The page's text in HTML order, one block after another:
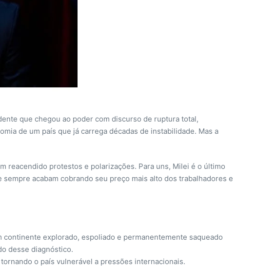
que chegou ao poder com discurso de ruptura total,
de um país que já carrega décadas de instabilidade. Mas a
reacendido protestos e polarizações. Para uns, Milei é o último
acabam cobrando seu preço mais alto dos trabalhadores e
continente explorado, espoliado e permanentemente saqueado
desse diagnóstico.
o país vulnerável a pressões internacionais.